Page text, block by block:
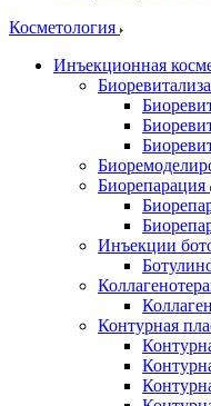
Косметология
Инъекционная
Биорепарация
Инъекции
Контурная